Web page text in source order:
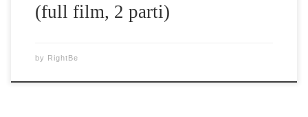
(full film, 2 parti)
by RightBe